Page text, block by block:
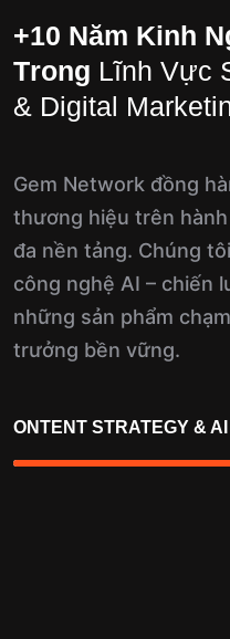
+10 Năm Kinh N
Trong Lĩnh Vực
& Digital Marketi
Gem Network đồng
thương hiệu trên
đa nền tảng. Chúng
công nghệ AI – chiến
những sản phẩm
trưởng bền vững.
ONTENT STRATEGY &